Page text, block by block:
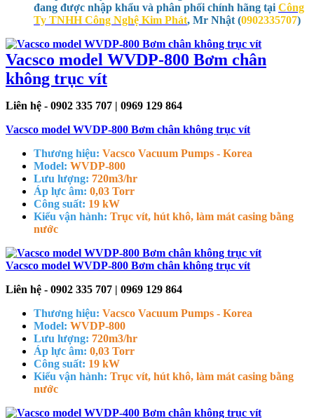
đang được nhập khẩu và phân phối chính hãng tại Công
Ty TNHH Công Nghệ Kim Phát, Mr Nhật (0902335707)
Vacsco model WVDP-800 Bơm chân
không trục vít
Liên hệ - 0902 335 707 | 0969 129 864
Vacsco model WVDP-800 Bơm chân không trục vít
Thương hiệu: Vacsco Vacuum Pumps - Korea
Model: WVDP-800
Lưu lượng: 720m3/hr
Áp lực âm: 0,03 Torr
Công suất: 19 kW
Kiểu vận hành: Trục vít, hút khô, làm mát casing bằng
nước
Vacsco model WVDP-800 Bơm chân không trục vít
Liên hệ - 0902 335 707 | 0969 129 864
Thương hiệu: Vacsco Vacuum Pumps - Korea
Model: WVDP-800
Lưu lượng: 720m3/hr
Áp lực âm: 0,03 Torr
Công suất: 19 kW
Kiểu vận hành: Trục vít, hút khô, làm mát casing bằng
nước